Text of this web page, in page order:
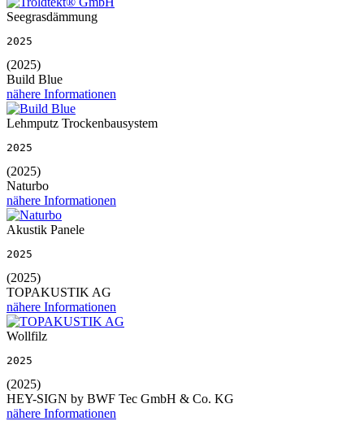
Seegrasdämmung
2025
(2025)
Build Blue
nähere Informationen
Lehmputz Trockenbausystem
2025
(2025)
Naturbo
nähere Informationen
Akustik Panele
2025
(2025)
TOPAKUSTIK AG
nähere Informationen
Wollfilz
2025
(2025)
HEY-SIGN by BWF Tec GmbH & Co. KG
nähere Informationen